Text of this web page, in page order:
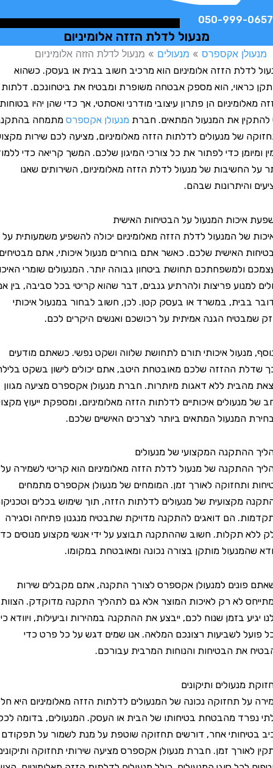
050-999-
מנעול לדלת הזזה אלומיניום
אקספרס»מנעולים»מנעול לדלת הזזה אלומיניום
הזזה אלומיניום הוא מרכיב חשוב בבית או בעסק. כשהוא
הוא מספק אבטחה משופרת ומבטיח את ביטחונכם. דלתות
הן פתרון עיצובי מודרני ואסתטי, אך כדי שהן יהיו בטוחות,
את המנעול המתאים. חברתמנעולן אקספרסמתמחה בהתקנה
של מנעולים לדלתות הזזה מאלומיניום, מציעה לכם שירות מקצועי,
כדי לפתור את כל צורכי המיגון שלכם. המשך קריאה כדי ללמוד
החשיבות של מנעול לדלת הזזה מאלומיניום, השירותים שאנו
שבהם.
המנעול על הבטיחות האישית
המנעול לדלת הזזה מאלומיניום יכולה להשפיע משמעותית על
האישית שלכם. כאשר אתם בוחרים מנעול איכותי, אתם מבטיחים
ולמשפחתכם תחושת ביטחון גבוהה יותר. המנעולים שומרי האיכות
פריצות ולהרתיע גנבים, דבר שהוא קריטי בכל סביבה, בין אם
במשרד או בעסק קטן. לכן, חשוב לבחור במנעול איכותי
הגנה אמיתית על רכושכם ואנשים היקרים לכם.
איכותי תורם לתחושת שלווה ושקט נפשי. כשאתם מודעים
ההזזה שלכם מאובטחת היטב, אתם יכולים לישון בשקט בלילה
ללא דאגות מיותרות. חברת מנעולן אקספרס מציעה מגוון
איכותיים לדלתות הזזה מאלומיניום, ומספקת ייעוץ מקצועי
המנעול המתאים ביותר לצרכים האישיים שלכם.
המקצועי של מנעולים
של מנעול לדלת הזזה מאלומיניום הוא קריטי לשמירה על
ותחזוקה לאורך זמן. המומחים של מנעולן אקספרס מתמחים
מקצועית של מנעולים לדלתות הזזה, תוך שימוש בכלים וטכניקות
הם דואגים להתקנה מדויקת שתבטיח מנגנון פתיחה וסגירה
תקלות. חשוב שההתקנה תבוצע על ידי אנשי מקצוע מנוסים כדי
מותקן בצורה נכונה ומאובטחת במקומו.
למנעולן אקספרס לצורך התקנה, אתם מקבלים שירות
לא רק לאיכות המוצר אלא גם לתהליך התקנה מדוקדק. הצוות
בזמן שנוח לכם, ייבצע את ההתקנה במהירות וביעילות, ויוודא כי
לשביעות רצונכם המלאה. אנו שמים דגש על כל פרט כדי
את הבטיחות והנוחות המרבית עבורכם.
ותיקונים
תחזוקה נכונה של המנעולים לדלתות הזזה מאלומיניום היא חלק
מהבטחת בטיחותו של הבית או העסק. המנעולים, בדומה לכל
אחר, דורשים תחזוקה שוטפת על מנת לשמור על תפקודם
זמן. חברת מנעולן אקספרס מציעה שירותי תחזוקה ותיקונים